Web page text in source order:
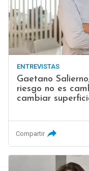
ENTREVISTAS
Gaetano
riesgo no es
cambiar
Compartir